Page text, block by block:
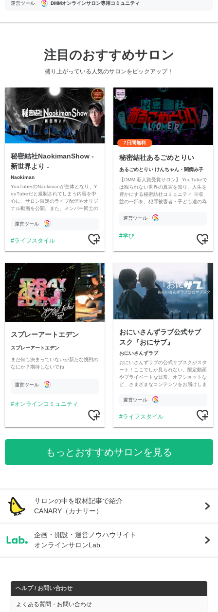
運営ツール DMMオンラインサロン専用コミュニティ
注目のおすすめサロン
盛り上がっている人気のサロンをピックアップ！
秘密結社NaokimanShow -
新世界より -
Naokiman
YouTuberのNaokimanが主体となり、Y
ouTubeだと規制されてしまう内容を中
心に、サロン限定のライブ配信やオリジ
ナル動画を公開。また、メンバー同士の
ただいています。
運営ツール
ライフスタイル
7日間無料
秘密結社あるごめとりい
あるごめとりい けんちゃん・闇病み子
【DMM 新人賞受賞サロン】 YouTubeで
は観られない世界の真実を知り、人生を
豊かにする秘密結社コミュニティ ※収
益の一部を、犯罪被害者・子ども達の為
す運営ツール
学び
スプレーアートエデン
スプレーアートエデン
まだ何も決まっていないが新たな挑戦の
なにか？期待しないでね
運営ツール
オンラインコミュニティ
おにいさんずラブ公式サブ
スク『おにサブ』
おにいさんずラブ
おにいさんずラブの公式サブスクがスタ
ート！ここでしか見られない、限定動画
やプライベートな日常、オフショットな
ど、さまざまなコンテンツをお届けしま
運営ツール
ライフスタイル
もっとおすすめサロンを見る
サロンの中を取材記事で紹介
CANARY（カナリー）
企画・開設・運営ノウハウサイト
オンラインサロンLab.
ヘルプ / お問い合わせ
よくある質問・お問い合わせ